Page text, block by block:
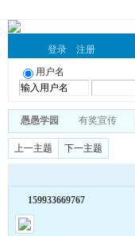
登录 注册
用户名
愚愚学园 有奖宣传
上一主题 下一主题
159933669767